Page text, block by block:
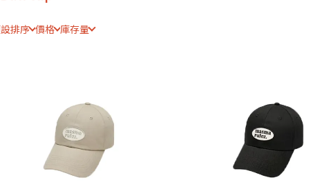
排序 價格 庫存量